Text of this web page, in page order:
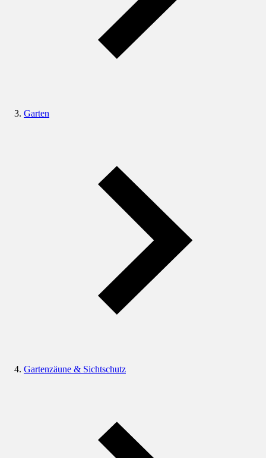
Garten
Gartenzäune & Sichtschutz